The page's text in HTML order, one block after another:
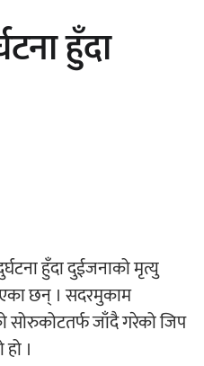
भत्किँदा दुई मजदुरको मृत्यु
हुँदा
हुँदा दुईजनाको मृत्यु
छन् । सदरमुकाम
सोरुकोटतर्फ जाँदै गरेको जिप
।